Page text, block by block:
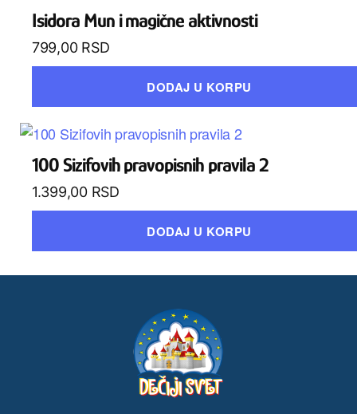
Isidora Mun i magične aktivnosti
799,00 RSD
DODAJ U KORPU
100 Sizifovih pravopisnih pravila 2
1.399,00 RSD
DODAJ U KORPU